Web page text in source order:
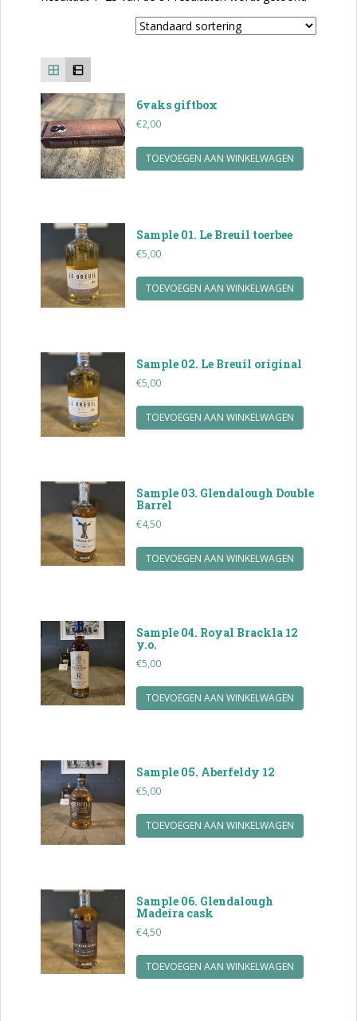
6vaks giftbox
€2,00
TOEVOEGEN AAN WINKELWAGEN
Sample 01. Le Breuil toerbee
€5,00
TOEVOEGEN AAN WINKELWAGEN
Sample 02. Le Breuil original
€5,00
TOEVOEGEN AAN WINKELWAGEN
Sample 03. Glendalough Double
Barrel
€4,50
TOEVOEGEN AAN WINKELWAGEN
Sample 04. Royal Brackla 12
y.o.
€5,00
TOEVOEGEN AAN WINKELWAGEN
Sample 05. Aberfeldy 12
€5,00
TOEVOEGEN AAN WINKELWAGEN
Sample 06. Glendalough
Madeira cask
€4,50
TOEVOEGEN AAN WINKELWAGEN